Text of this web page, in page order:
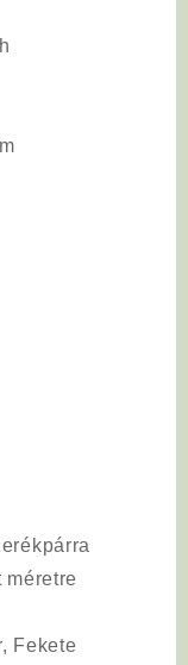
méretre
Fekete